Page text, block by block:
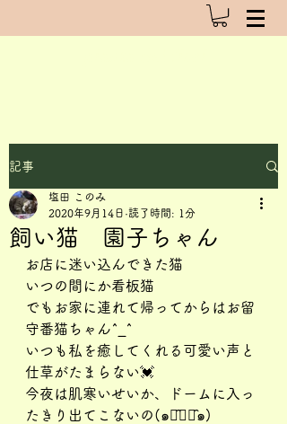
記事
飼い猫 園子ちゃん
塩田 このみ
2020年9月14日 読了時間: 1分
お店に迷い込んできた猫
いつの間にか看板猫
でもお家に連れて帰ってからはお留
守番猫ちゃん^_^
いつも私を癒してくれる可愛い声と
仕草がたまらない💓
今夜は肌寒いせいか、ドームに入っ
たきり出てこないの(๑･̑◡･̑๑)